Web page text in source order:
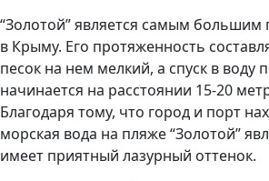
“Золотой” является самым
в Крыму. Его протяженность
песок на нем мелкий, а спуск в воду
начинается на расстоянии 15-20
Благодаря тому, что город и порт
морская вода на пляже “Золотой”
имеет приятный лазурный оттенок.